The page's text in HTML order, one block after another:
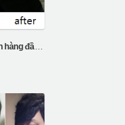
Phẫu thuật ngực tai bệnh viện hàng đầu Hàn Quốc